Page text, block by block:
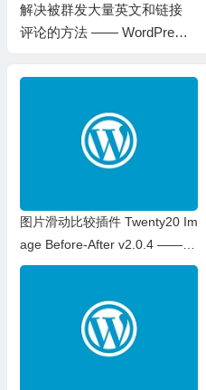
解决被群发大量英文和链接
评论的方法 —— WordPress
图片滑动比较插件 Twenty20 Im
age Before-After v2.0.4 —— W
ordPress插件